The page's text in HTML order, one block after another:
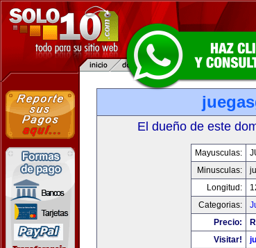
El dueño de este
Mayusculas:
Minusculas:
Longitud:
Categorias:
Precio:
Visitar!